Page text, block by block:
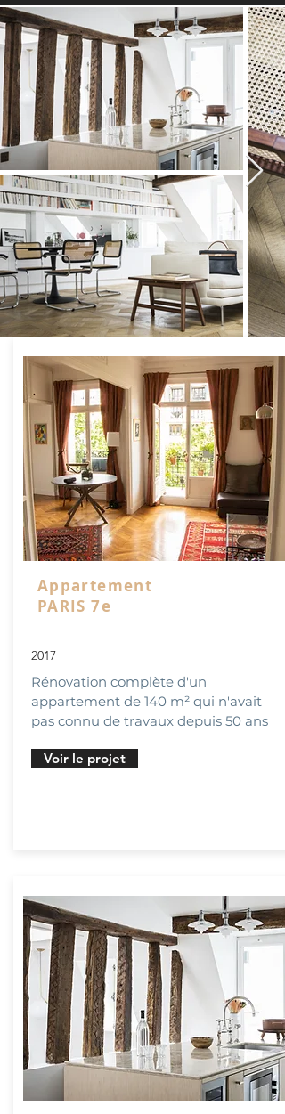
Appartement
PARIS 7e
2017
Rénovation complète d'un
appartement de 140 m² qui n'avait
pas connu de travaux depuis 50 ans
Voir le projet